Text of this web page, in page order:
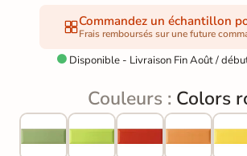
Commandez un échantillon
Frais remboursés sur une future
 Disponible - Livraison Fin Août /
Couleurs : Colors